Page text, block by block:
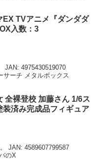
EX TVアニメ『ダンダダ
入数：3
JAN: 4975430519070
サーチ メタルボックス
全裸登校 加藤さん 1/6ス
装済み完成品フィギュア
JAN: 4589607799587
のX